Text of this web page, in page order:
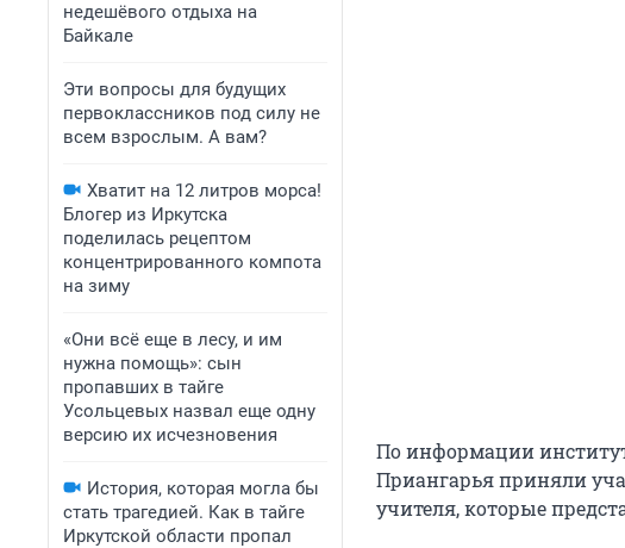
недешёвого отдыха на
Байкале
Эти вопросы для будущих
первоклассников под силу не
всем взрослым. А вам?
Хватит на 12 литров морса!
Блогер из Иркутска
поделилась рецептом
концентрированного компота
на зиму
«Они всё еще в лесу, и им
нужна помощь»: сын
пропавших в тайге
Усольцевых назвал еще одну
версию их исчезновения
История, которая могла бы
стать трагедией. Как в тайге
Иркутской области пропал
По информации
Приангарья приняли
учителя, которые